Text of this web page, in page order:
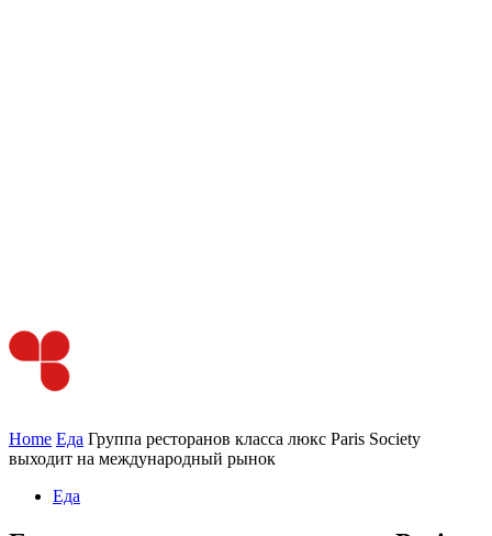
Home Еда Группа ресторанов класса люкс Paris Society
выходит на международный рынок
Еда